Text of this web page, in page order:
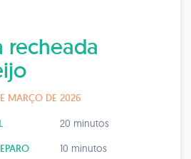
recheada
MARÇO DE 2026
20 minutos
10 minutos